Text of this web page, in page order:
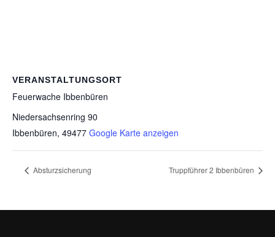
VERANSTALTUNGSORT
Feuerwache Ibbenbüren
Niedersachsenring 90
Ibbenbüren, 49477 Google Karte anzeigen
Absturzsicherung Truppführer 2 Ibbenbüren